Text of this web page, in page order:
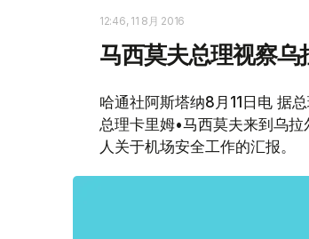
12:46, 11 8月 2016
马西莫夫总理视察
哈通社阿斯塔纳8月11日电 据
总理卡里姆•马西莫夫来到乌
人关于机场安全工作的汇报。